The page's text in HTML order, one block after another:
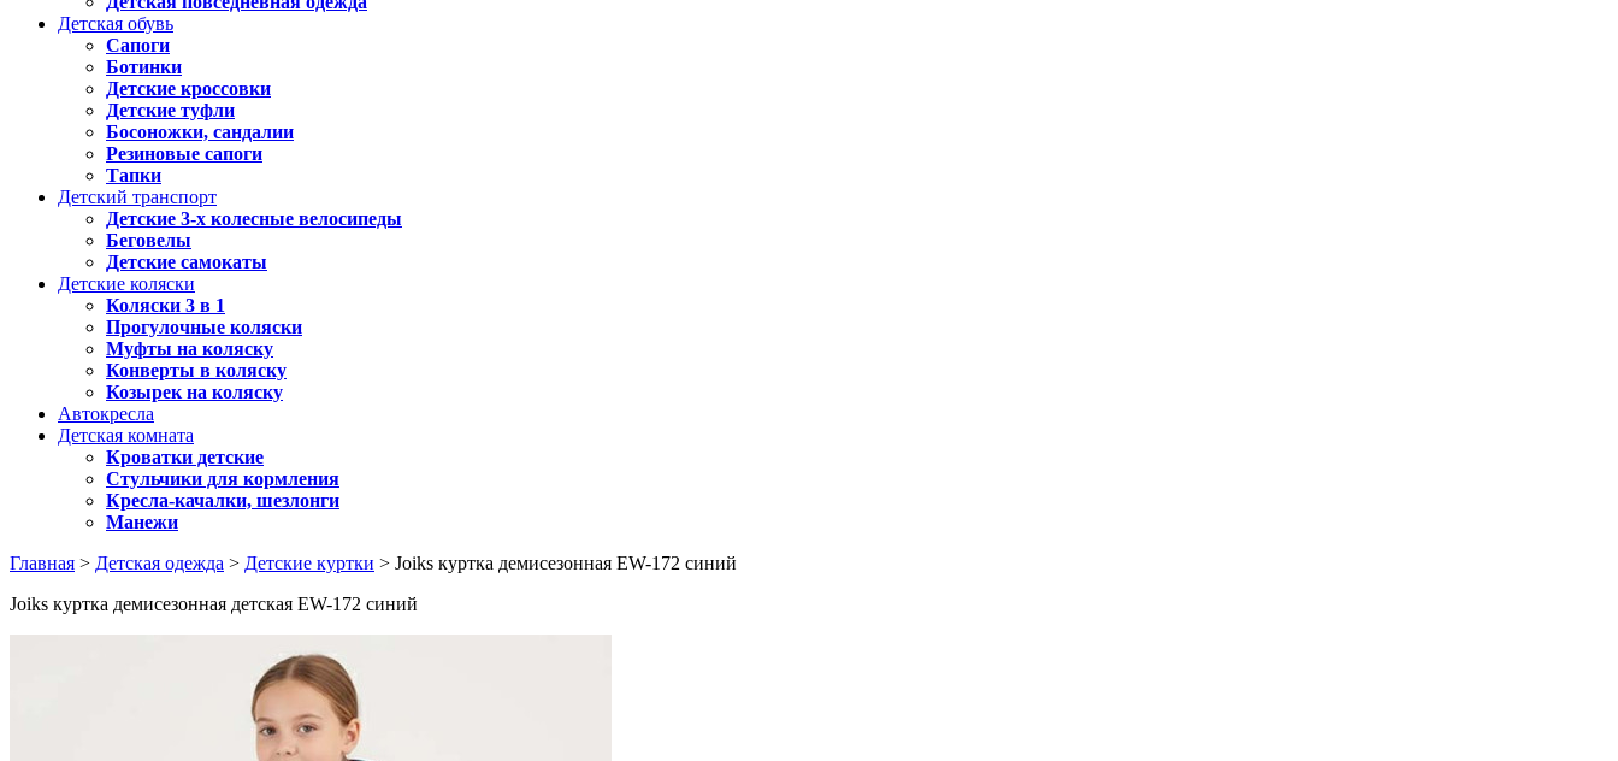
Детская обувь
Сапоги
Ботинки
Детские кроссовки
Детские туфли
Босоножки, сандалии
Резиновые сапоги
Тапки
Детский транспорт
Детские 3-х колесные велосипеды
Беговелы
Детские самокаты
Детские коляски
Коляски 3 в 1
Прогулочные коляски
Муфты на коляску
Конверты в коляску
Козырек на коляску
Автокресла
Детская комната
Кроватки детские
Стульчики для кормления
Кресла-качалки, шезлонги
Манежи
Главная > Детская одежда > Детские куртки > Joiks куртка демисезонная EW-172 синий
Joiks куртка демисезонная детская EW-172 синий